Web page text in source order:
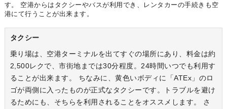
す。 空港からはタクシーやバスが利用でき、レンタカーの手続きも空
港にて行うことが出来ます。
タクシー
乗り場は、空港ターミナルを出てすぐの場所にあり、料金は約
2,500レクで、市街地までは30分程度。24時間いつでも利用す
ることが出来ます。 ちなみに、黄色いボディに「ATEx」のロ
ゴが両側に入ったものが正式なタクシーです。トラブルを避け
るためにも、そちらを利用されることをオススメします。 さ